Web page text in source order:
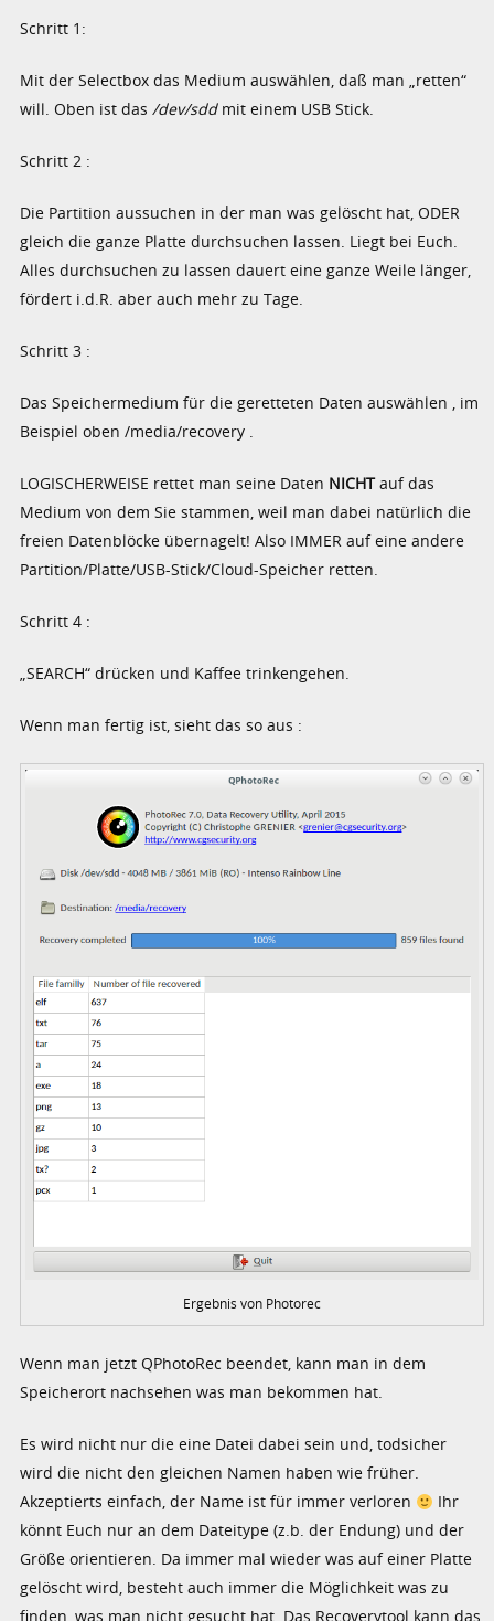
Schritt 1:
Mit der Selectbox das Medium auswählen, daß man „retten“
will. Oben ist das/dev/sddmit einem USB Stick.
Schritt 2 :
Die Partition aussuchen in der man was gelöscht hat, ODER
gleich die ganze Platte durchsuchen lassen. Liegt bei Euch.
Alles durchsuchen zu lassen dauert eine ganze Weile länger,
fördert i.d.R. aber auch mehr zu Tage.
Schritt 3 :
Das Speichermedium für die geretteten Daten auswählen , im
Beispiel oben /media/recovery .
LOGISCHERWEISE rettet man seine Daten NICHTauf das
Medium von dem Sie stammen, weil man dabei natürlich die
freien Datenblöcke übernagelt! Also IMMER auf eine andere
Partition/Platte/USB-Stick/Cloud-Speicher retten.
Schritt 4 :
„SEARCH“ drücken und Kaffee trinkengehen.
Wenn man fertig ist, sieht das so aus :
Ergebnis von Photorec
Wenn man jetzt QPhotoRec beendet, kann man in dem
Speicherort nachsehen was man bekommen hat.
Es wird nicht nur die eine Datei dabei sein und, todsicher
wird die nicht den gleichen Namen haben wie früher.
Akzeptierts einfach, der Name ist für immer verloren
Ihr
könnt Euch nur an dem Dateitype (z.b. der Endung) und der
Größe orientieren. Da immer mal wieder was auf einer Platte
gelöscht wird, besteht auch immer die Möglichkeit was zu
finden, was man nicht gesucht hat. Das Recoverytool kann das